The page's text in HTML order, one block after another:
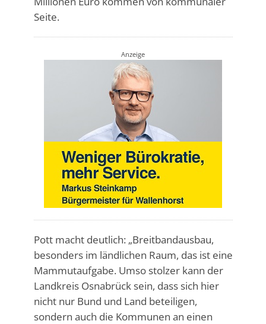
Seite.
Anzeige
Pott macht deutlich: „Breitbandausbau,
besonders im ländlichen Raum, das ist eine
Mammutaufgabe. Umso stolzer kann der
Landkreis Osnabrück sein, dass sich hier
nicht nur Bund und Land beteiligen,
sondern auch die Kommunen an einen